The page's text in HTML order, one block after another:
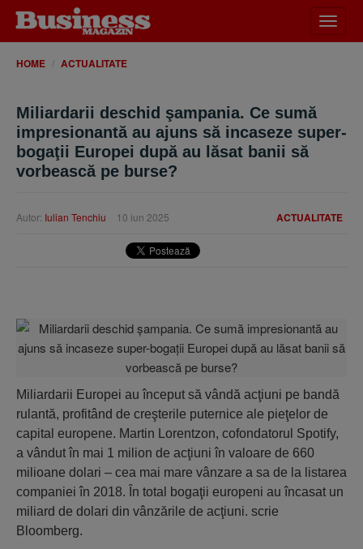
meniu
HOME ACTUALITATE
Miliardarii deschid şampania. Ce sumă
impresionantă au ajuns să incaseze super-
bogaţii Europei după au lăsat banii să
vorbească pe burse?
ACTUALITATE
Autor: Iulian Tenchiu 10 iun 2025
Miliardarii Europei au început să vândă acţiuni pe bandă
rulantă, profitând de creşterile puternice ale pieţelor de
capital europene. Martin Lorentzon, cofondatorul Spotify,
a vândut în mai 1 milion de acţiuni în valoare de 660
milioane dolari – cea mai mare vânzare a sa de la listarea
companiei în 2018. În total bogaţii europeni au încasat un
miliard de dolari din vânzările de acţiuni. scrie
Bloomberg.